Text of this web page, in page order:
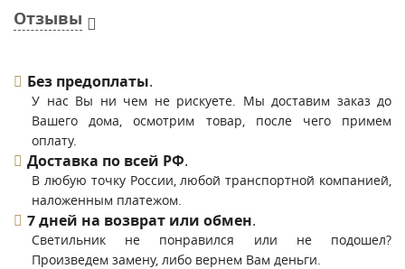
Отзывы
Без предоплаты.
У нас Вы ни чем не рискуете. Мы доставим заказ до
Вашего дома, осмотрим товар, после чего примем
оплату.
Доставка по всей РФ.
В любую точку России, любой транспортной компанией,
наложенным платежом.
7 дней на возврат или обмен.
Светильник не понравился или не подошел?
Произведем замену, либо вернем Вам деньги.